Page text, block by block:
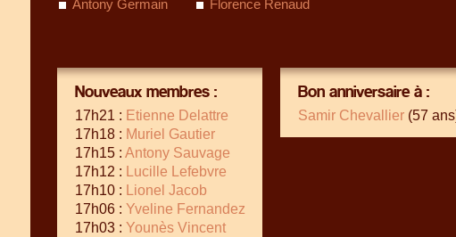
Antony Germain
Florence Renaud
Nouveaux membres :
17h21 : Etienne Delattre
17h18 : Muriel Gautier
17h15 : Antony Sauvage
17h12 :
Lucille Lefebvre
17h10 :
Lionel Jacob
17h06 : Yveline Fernandez
17h03 : Younès Vincent
Bon anniversaire à :
Samir Chevallier (57